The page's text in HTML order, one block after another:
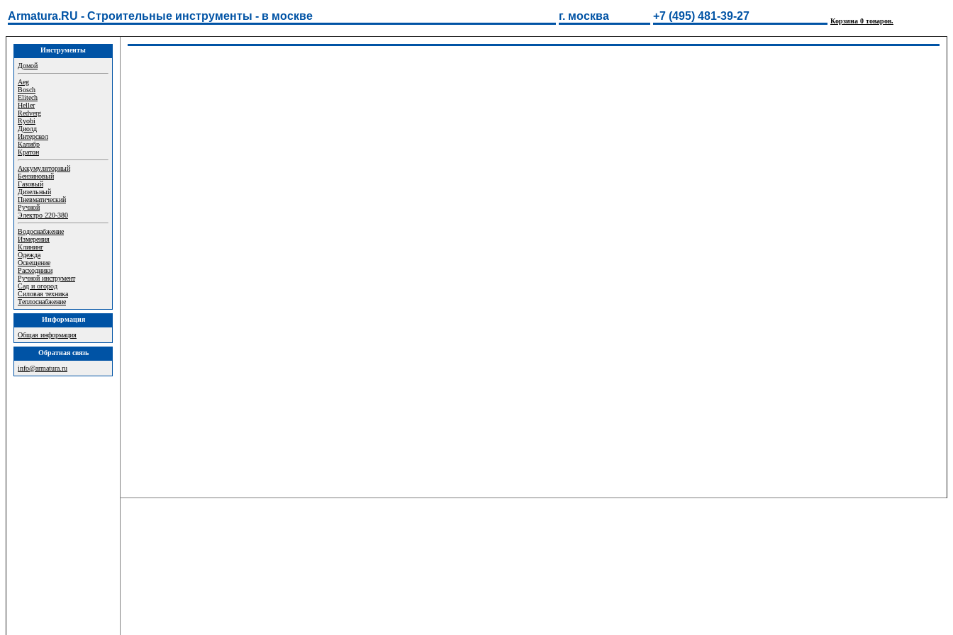
Armatura.RU - Строительные инструменты - в москве г. москва +7 (495) 481-39-27 Корзина 0 товаров.
Инструменты
Домой
Aeg
Bosch
Elitech
Heller
Redverg
Ryobi
Диолд
Интерскол
Калибр
Кратон
Аккумуляторный
Бензиновый
Газовый
Дизельный
Пневматический
Ручной
Электро 220-380
Водоснабжение
Измерения
Клининг
Одежда
Освещение
Расходники
Ручной инструмент
Сад и огород
Силовая техника
Теплоснабжение
Информация
Общая информация
Обратная связь
info@armatura.ru